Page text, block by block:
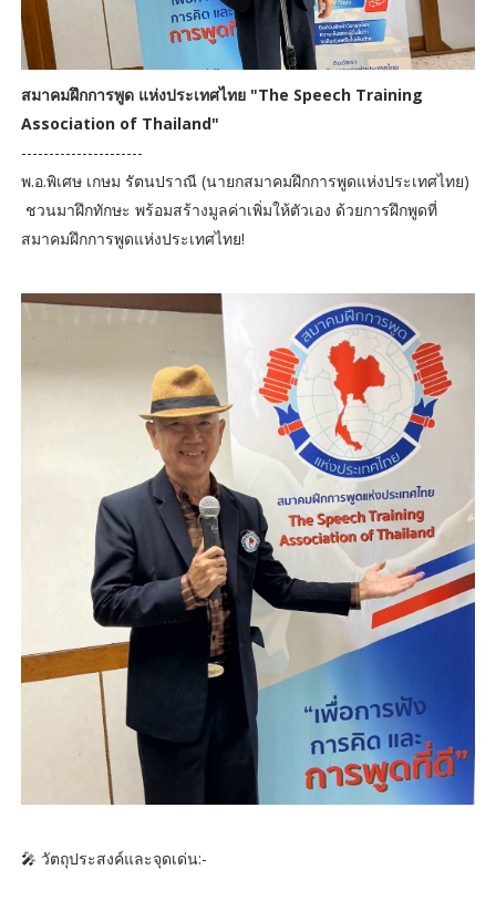
สมาคมฝึกการพูด แห่งประเทศไทย "The Speech Training
Association of Thailand"
----------------------
พ.อ.พิเศษ เกษม รัตนปราณี (นายกสมาคมฝึกการพูดแห่งประเทศไทย)
ชวนมาฝึกทักษะ พร้อมสร้างมูลค่าเพิ่มให้ตัวเอง ด้วยการฝึกพูดที่
สมาคมฝึกการพูดแห่งประเทศไทย!
🎤 วัตถุประสงค์และจุดเด่น:-